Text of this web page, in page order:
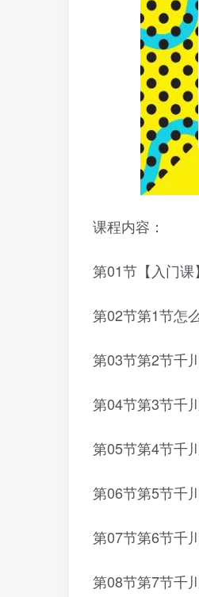
课程内容：
第01节【入门
第02节第1节怎
第03节第2节千
第04节第3节千
第05节第4节千
第06节第5节千
第07节第6节千
第08节第7节千